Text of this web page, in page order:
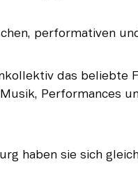
performativen
das beliebte
Performances
haben sie sich